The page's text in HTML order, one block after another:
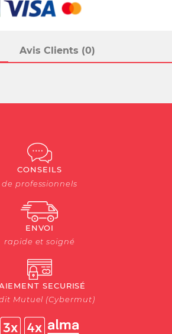
Avis Clients (0)
CONSEILS
de professionnels
ENVOI
rapide et soigné
SECURISÉ
Mutuel (Cybermut)